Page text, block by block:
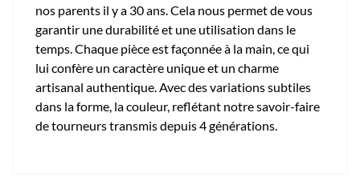
nos parents il y a 30 ans. Cela nous permet de vous
garantir une durabilité et une utilisation dans le
temps. Chaque pièce est façonnée à la main, ce qui
lui confère un caractère unique et un charme
artisanal authentique. Avec des variations subtiles
dans la forme, la couleur, reflétant notre savoir-faire
de tourneurs transmis depuis 4 générations.